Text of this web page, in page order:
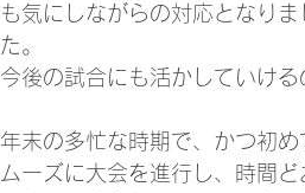
も気にしながらの対応となり
た。
今後の試合にも活かしていける
年末の多忙な時期で、かつ初
ムーズに大会を進行し、時間